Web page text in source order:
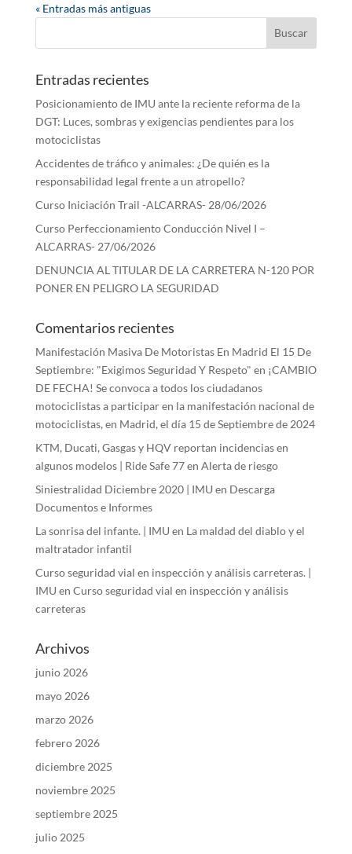
« Entradas más antiguas
Entradas recientes
Posicionamiento de IMU ante la reciente reforma de la
DGT: Luces, sombras y exigencias pendientes para los
motociclistas
Accidentes de tráfico y animales: ¿De quién es la
responsabilidad legal frente a un atropello?
Curso Iniciación Trail -ALCARRAS- 28/06/2026
Curso Perfeccionamiento Conducción Nivel I –
ALCARRAS- 27/06/2026
DENUNCIA AL TITULAR DE LA CARRETERA N-120 POR
PONER EN PELIGRO LA SEGURIDAD
Comentarios recientes
Manifestación Masiva De Motoristas En Madrid El 15 De
Septiembre: "Exigimos Seguridad Y Respeto" en ¡CAMBIO
DE FECHA! Se convoca a todos los ciudadanos
motociclistas a participar en la manifestación nacional de
motociclistas, en Madrid, el día 15 de Septiembre de 2024
KTM, Ducati, Gasgas y HQV reportan incidencias en
algunos modelos | Ride Safe 77en Alerta de riesgo
Siniestralidad Diciembre 2020 | IMU en Descarga
Documentos e Informes
La sonrisa del infante. | IMU en La maldad del diablo y el
maltratador infantil
Curso seguridad vial en inspección y análisis carreteras. |
IMU en Curso seguridad vial en inspección y análisis
carreteras
Archivos
junio 2026
mayo 2026
marzo 2026
febrero 2026
diciembre 2025
noviembre 2025
septiembre 2025
julio 2025